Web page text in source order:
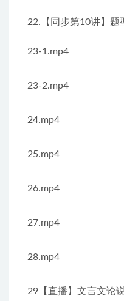
22.【同步第10讲】题
23-1.mp4
23-2.mp4
24.mp4
25.mp4
26.mp4
27.mp4
28.mp4
29【直播】文言文论